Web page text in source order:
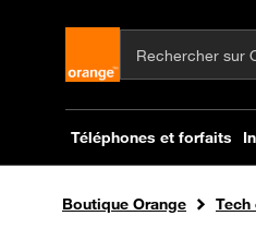
Boutique Orange Tech